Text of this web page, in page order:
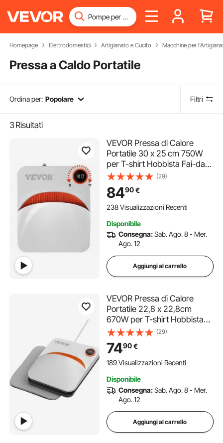
Homepage Elettrodomestici Artigianato e Cucito Macchine per
Pressa a Caldo Portatile
Ordina per: Popolare Filtri
3Risultati
VEVOR Pressa di Calore
Portatile 30 x 25 cm 750W
per T-shirt Hobbista Fai-da-
te, Pressa a Caldo Portatile
Piastra Termica 30 x 25 cm
Temperatura 40-205 ℃,
Termopressa Uso Domestico
(29)
8490€
238 Visualizzazioni Recenti
Disponibile
Consegna:Sab. Ago. 8 - Mer.
Ago. 12
Aggiungi al carrello
VEVOR Pressa di Calore
Portatile 22,8 x 22,8cm
670W per T-shirt Hobbista
Fai-da-te, Pressa a Caldo
Portatile Piastra Termica
22,8x22,8cm Temperatura
40-205℃, Termopressa Uso
(29)
7490€
189 Visualizzazioni Recenti
Disponibile
Consegna:Sab. Ago. 8 - Mer.
Ago. 12
Aggiungi al carrello